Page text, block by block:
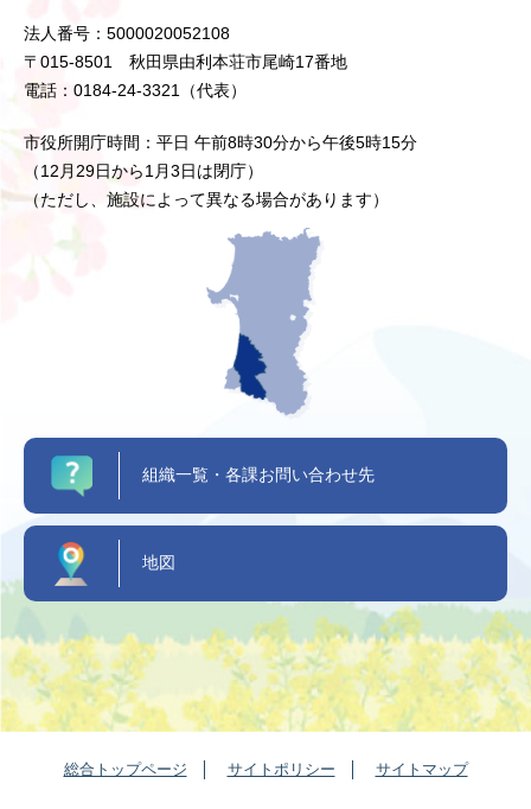
法人番号：5000020052108
〒015-8501 秋田県由利本荘市尾崎17番地
電話：0184-24-3321（代表）
市役所開庁時間：平日 午前8時30分から午後5時15分
（12月29日から1月3日は閉庁）
（ただし、施設によって異なる場合があります）
組織一覧・各課お問い合わせ先
地図
総合トップページ サイトポリシー サイトマップ